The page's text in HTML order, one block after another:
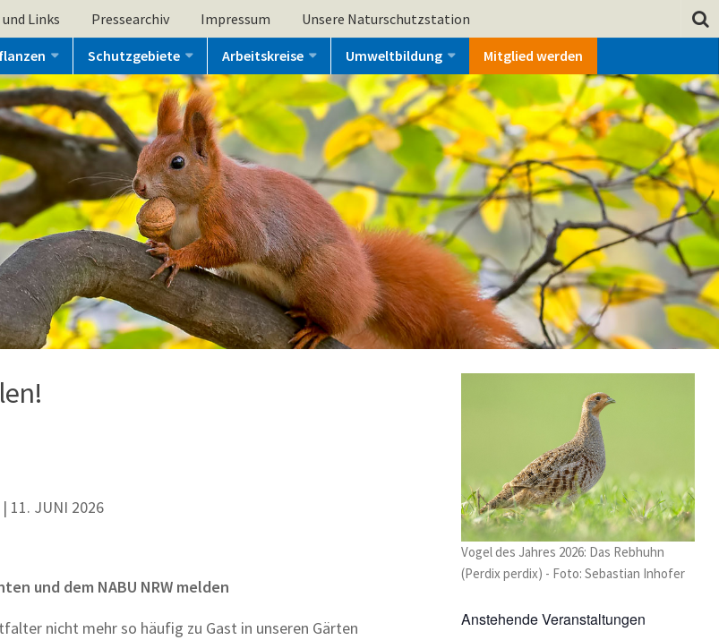
Links Pressearchiv Impressum Unsere Naturschutzstation
Schutzgebiete Arbeitskreise Umweltbildung Mitglied werden
11. JUNI 2026
und dem NABU NRW melden
nicht mehr so häufig zu Gast in unseren Gärten
Vogel des Jahres 2026: Das Rebhuhn
(Perdix perdix) - Foto: Sebastian Inhofer
Anstehende Veranstaltungen